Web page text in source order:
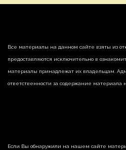
Все материалы на данном сайте взяты из
предоставляются исключительно в
материалы принадлежат их владельцам.
ответственности за содержание материала
Если Вы обнаружили на нашем сайте